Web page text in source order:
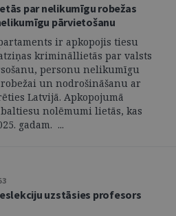
par nelikumīgu robežas
pārvietošanu
ir apkopojis tiesu
krimināllietās par valsts
personu nelikumīgu
un nodrošināšanu ar
Latvijā. Apkopojumā
nolēmumi lietās, kas
gadam. ...
uzstāsies profesors